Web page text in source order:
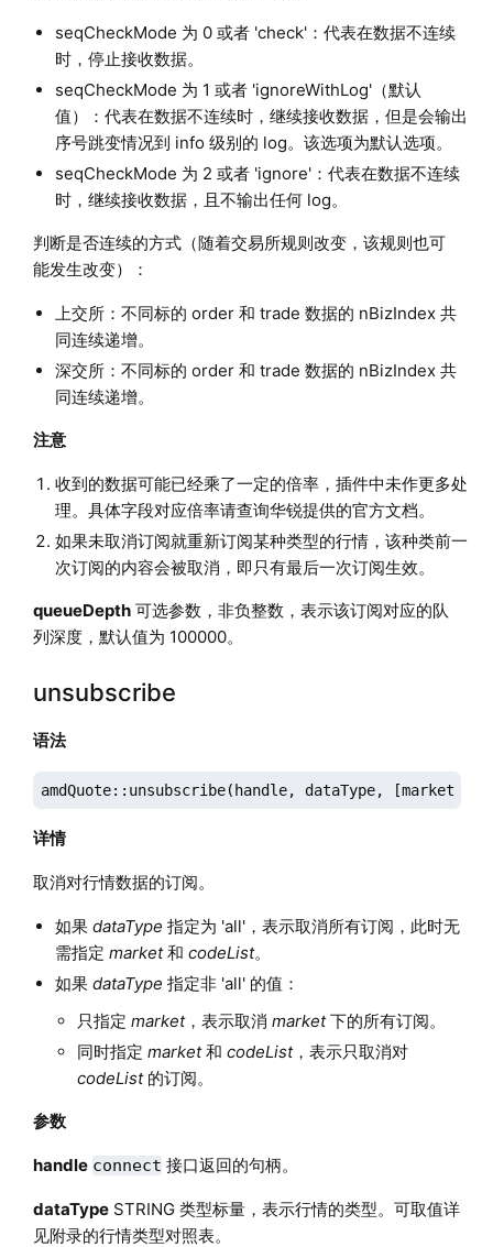
seqCheckMode 为 0 或者 'check'：代表在数据不连续
时，停止接收数据。
seqCheckMode 为 1 或者 'ignoreWithLog'（默认
值）：代表在数据不连续时，继续接收数据，但是会输出
序号跳变情况到 info 级别的 log。该选项为默认选项。
seqCheckMode 为 2 或者 'ignore'：代表在数据不连续
时，继续接收数据，且不输出任何 log。
判断是否连续的方式（随着交易所规则改变，该规则也可
能发生改变）：
上交所：不同标的 order 和 trade 数据的 nBizIndex 共
同连续递增。
深交所：不同标的 order 和 trade 数据的 nBizIndex 共
同连续递增。
注意
收到的数据可能已经乘了一定的倍率，插件中未作更多处
理。具体字段对应倍率请查询华锐提供的官方文档。
如果未取消订阅就重新订阅某种类型的行情，该种类前一
次订阅的内容会被取消，即只有最后一次订阅生效。
queueDepth可选参数，非负整数，表示该订阅对应的队
列深度，默认值为 100000。
unsubscribe
语法
amdQuote::unsubscribe(handle, dataType, [market],
详情
取消对行情数据的订阅。
如果 dataType 指定为 'all'，表示取消所有订阅，此时无
需指定 market和 codeList。
如果 dataType 指定非 'all' 的值：
只指定 market，表示取消 market下的所有订阅。
同时指定 market和 codeList，表示只取消对
codeList的订阅。
参数
handle connect 接口返回的句柄。
dataTypeSTRING 类型标量，表示行情的类型。可取值详
见附录的行情类型对照表。